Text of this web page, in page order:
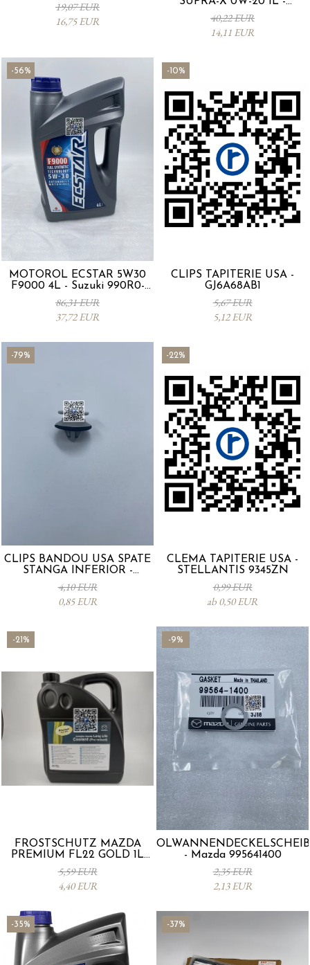
19,07 EUR
16,75 EUR
0012MO0W20
40,22 EUR
14,11 EUR
-56%
MOTORÖL ECSTAR 5W30
F9000 4L - Suzuki 990R0-
21E72-004
86,31 EUR
37,72 EUR
-10%
CLIPS TAPITERIE USA -
GJ6A68AB1
5,67 EUR
5,12 EUR
-79%
CLIPS BANDOU USA SPATE
STANGA INFERIOR -
KD5351SJ3A
4,10 EUR
0,85 EUR
-22%
CLEMA TAPITERIE USA -
STELLANTIS 9345ZN
0,99 EUR
ab 0,50 EUR
-21%
FROSTSCHUTZ MAZDA
PREMIUM FL22 GOLD 1L
L247CL005 4X
5,59 EUR
4,40 EUR
-9%
- Mazda 995641400
2,35 EUR
2,13 EUR
-35% -37%